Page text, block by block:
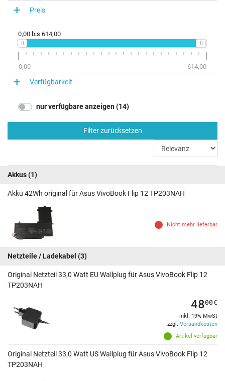
Preis
0,00 bis 614,00
0,00 614,00
Verfügbarkeit
nur verfügbare anzeigen (14)
Filter zurücksetzen
Akkus(1)
Akku 42Wh original für Asus VivoBook Flip 12 TP203NAH
Nicht mehr lieferbar
Netzteile / Ladekabel (3)
Original Netzteil 33,0 Watt EU Wallplug für Asus VivoBook Flip 12
TP203NAH
Artikel verfügbar
4800€
inkl. 19% MwSt
zzgl. Versandkosten
Original Netzteil 33,0 Watt US Wallplug für Asus VivoBook Flip 12
TP203NAH